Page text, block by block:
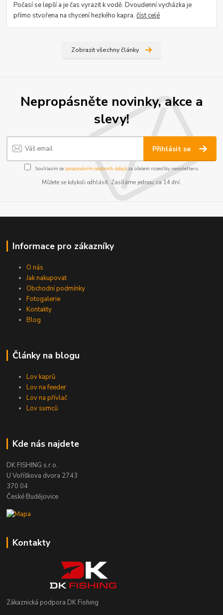
Počasí se lepší a je čas vyrazit k vodě. Dvoudenní vycházka je
přímo stvořena na chycení hezkého kapra.číst celé
Zobrazit všechny články
Nepropásněte novinky, akce a
slevy!
Přihlásit se
Souhlasím se zpracováním osobních údajůza účelem rozesílky newsletteru.
Můžete se kdykoli odhlásit. Zasíláme jednou za 14 dní.
Informace pro zákazníky
O nás
Jak nakupovat
Obchodní podmínky
Fotogalerie
Kontakty
Blog
Články na blogu
Lov kaprů
Lov na feeder
Lov na přívlač
Lov sumců
Kde nás najdete
DK FISHING s.r.o.
U Voříškova dvora 2743
370 04
České Budějovice
Kontakty
Zákaznická podpora DK Fishing